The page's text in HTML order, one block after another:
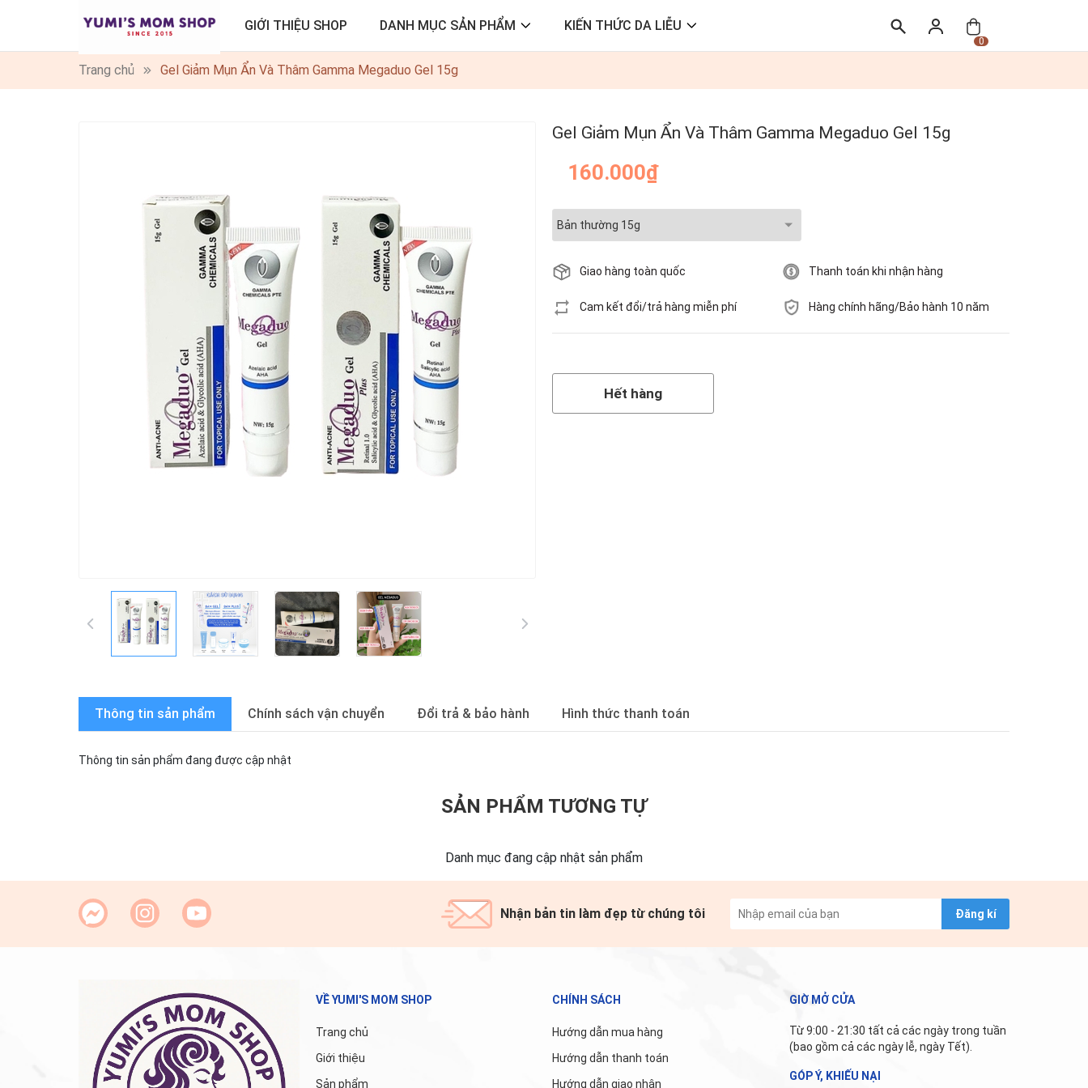
GIỚI THIỆU SHOP DANH MỤC SẢN PHẨM KIẾN THỨC DA LIỄU
0
Trang chủ Gel Giảm Mụn Ẩn Và Thâm Gamma Megaduo Gel 15g
Gel Giảm Mụn Ẩn Và Thâm Gamma Megaduo Gel 15g
160.000₫
Giao hàng toàn quốc Thanh toán khi nhận hàng
Cam kết đổi/trả hàng miễn phí Hàng chính hãng/Bảo hành 10 năm
Hết hàng
Thông tin sản phẩm Chính sách vận chuyển Đổi trả & bảo hành Hình thức thanh toán
Thông tin sản phẩm đang được cập nhật
SẢN PHẨM TƯƠNG TỰ
Danh mục đang cập nhật sản phẩm
Nhận bản tin làm đẹp từ chúng tôi Đăng kí
VỀ YUMI'S MOM SHOP
Trang chủ
Giới thiệu
Sản phẩm
CHÍNH SÁCH
Hướng dẫn mua hàng
Hướng dẫn thanh toán
Hướng dẫn giao nhận
GIỜ MỞ CỬA
Từ 9:00 - 21:30 tất cả các ngày trong tuần
(bao gồm cả các ngày lễ, ngày Tết).
GÓP Ý, KHIẾU NẠI